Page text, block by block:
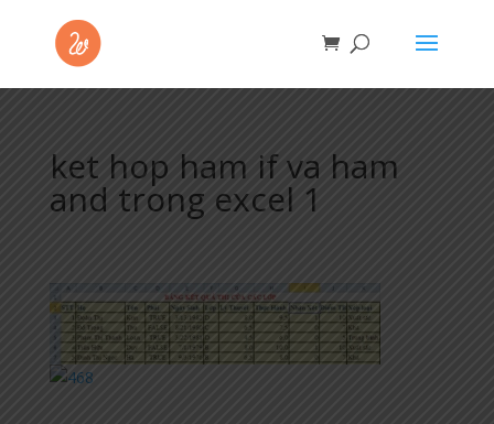
ket hop ham if va ham
and trong excel 1